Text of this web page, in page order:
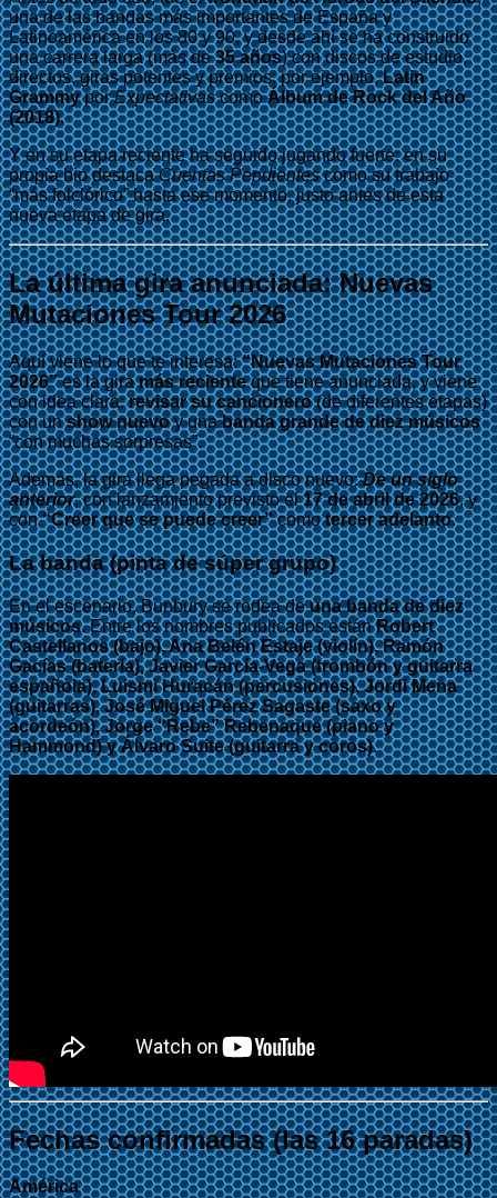
una de las bandas más importantes de España y
Latinoamérica en los 80 y 90, y desde ahí se ha construido
una carrera larga (más de35 años) con discos de estudio,
directos, giras potentes y premios: por ejemplo,Latin
GrammyporExpectativascomoÁlbum de Rock del Año
(2018).
Y en su etapa reciente ha seguido jugando fuerte: en su
propia bio destacaCuentas Pendientescomo su trabajo
“más folclórico” hasta ese momento, justo antes de esta
nueva etapa de gira.
La última gira anunciada:Nuevas
Mutaciones Tour 2026
Aquí viene lo que te interesa:“Nuevas Mutaciones Tour
2026”es la giramás recienteque tiene anunciada, y viene
con idea clara:revisar su cancionero(de diferentes etapas)
con unshow nuevoy unabanda grande de diez músicos
“con muchas sorpresas”.
Además, la gira llega pegada a disco nuevo:De un siglo
anterior, con lanzamiento previsto el17 de abril de 2026, y
con“Creer que se puede creer”comotercer adelanto.
La banda (pinta de súper grupo)
En el escenario, Bunbury se rodea deuna banda de diez
músicos. Entre los nombres publicados estánRobert
Castellanos (bajo), Ana Belén Estaje (violín), Ramón
Gacías (batería), Javier García-Vega (trombón y guitarra
española), Luismi Huracán (percusiones), Jordi Mena
(guitarras), José Miguel Pérez Sagaste (saxo y
acordeón), Jorge “Rebe” Rebenaque (piano y
Hammond) y Álvaro Suite (guitarra y coros).
Fechas confirmadas (las 16 paradas)
América